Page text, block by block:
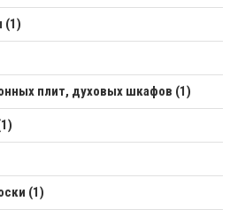
(1)
плит, духовых шкафов (1)
(1)